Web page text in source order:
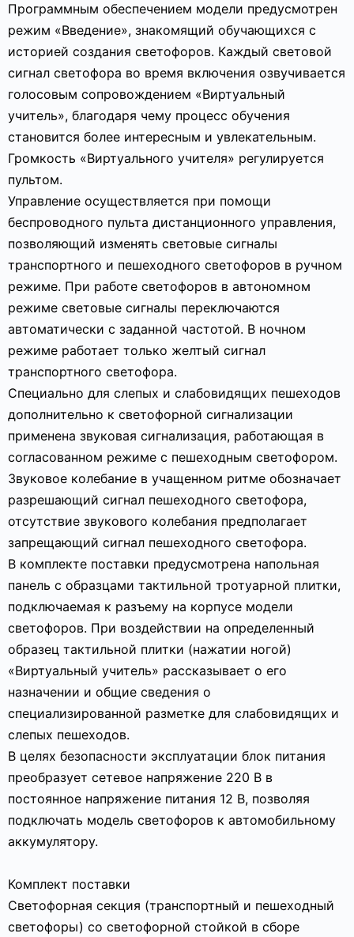
Программным обеспечением модели предусмотрен
режим «Введение», знакомящий обучающихся с
историей создания светофоров. Каждый световой
сигнал светофора во время включения озвучивается
голосовым сопровождением «Виртуальный
учитель», благодаря чему процесс обучения
становится более интересным и увлекательным.
Громкость «Виртуального учителя» регулируется
пультом.
Управление осуществляется при помощи
беспроводного пульта дистанционного управления,
позволяющий изменять световые сигналы
транспортного и пешеходного светофоров в ручном
режиме. При работе светофоров в автономном
режиме световые сигналы переключаются
автоматически с заданной частотой. В ночном
режиме работает только желтый сигнал
транспортного светофора.
Специально для слепых и слабовидящих пешеходов
дополнительно к светофорной сигнализации
применена звуковая сигнализация, работающая в
согласованном режиме с пешеходным светофором.
Звуковое колебание в учащенном ритме обозначает
разрешающий сигнал пешеходного светофора,
отсутствие звукового колебания предполагает
запрещающий сигнал пешеходного светофора.
В комплекте поставки предусмотрена напольная
панель с образцами тактильной тротуарной плитки,
подключаемая к разъему на корпусе модели
светофоров. При воздействии на определенный
образец тактильной плитки (нажатии ногой)
«Виртуальный учитель» рассказывает о его
назначении и общие сведения о
специализированной разметке для слабовидящих и
слепых пешеходов.
В целях безопасности эксплуатации блок питания
преобразует сетевое напряжение 220 В в
постоянное напряжение питания 12 В, позволяя
подключать модель светофоров к автомобильному
аккумулятору.
Комплект поставки
Светофорная секция (транспортный и пешеходный
светофоры) со светофорной стойкой в сборе